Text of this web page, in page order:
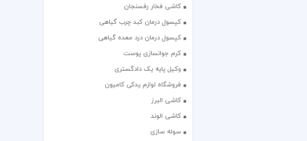
کاشی فخار رفسنجان
کپسول درمان کبد چرب گیاهی
کپسول درمان درد معده گیاهی
کرم جوانسازی پوست
وکیل پایه یک دادگستری
فروشگاه لوازم یدکی کامیون
کاشی البرز
کاشی الوند
سوله سازی